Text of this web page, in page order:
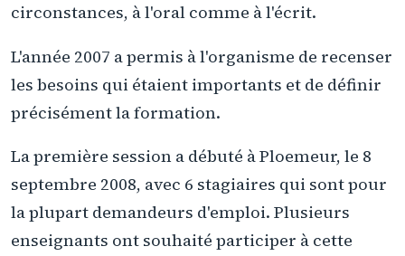
circonstances, à l'oral comme à l'écrit.
L'année 2007 a permis à l'organisme de recenser
les besoins qui étaient importants et de définir
précisément la formation.
La première session a débuté à Ploemeur, le 8
septembre 2008, avec 6 stagiaires qui sont pour
la plupart demandeurs d'emploi. Plusieurs
enseignants ont souhaité participer à cette